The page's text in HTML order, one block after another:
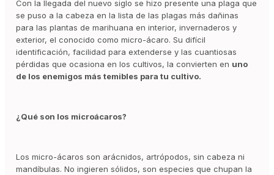
Con la llegada del nuevo siglo se hizo presente una plaga que
se puso a la cabeza en la lista de las plagas más dañinas
para las plantas de marihuana en interior, invernaderos y
exterior, el conocido como micro-ácaro. Su difícil
identificación, facilidad para extenderse y las cuantiosas
pérdidas que ocasiona en los cultivos, la convierten en uno
de los enemigos más temibles para tu cultivo.
¿Qué son los microácaros?
Los micro-ácaros son arácnidos, artrópodos, sin cabeza ni
mandíbulas. No ingieren sólidos, son especies que chupan la